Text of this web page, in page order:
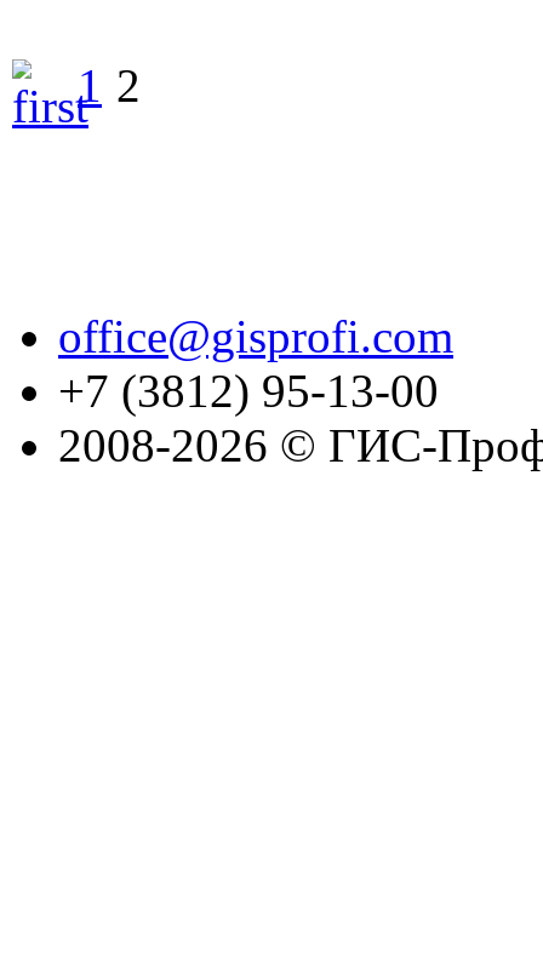
1 2
office@gisprofi.com
+7 (3812) 95-13-00
2008-2026 © ГИС-